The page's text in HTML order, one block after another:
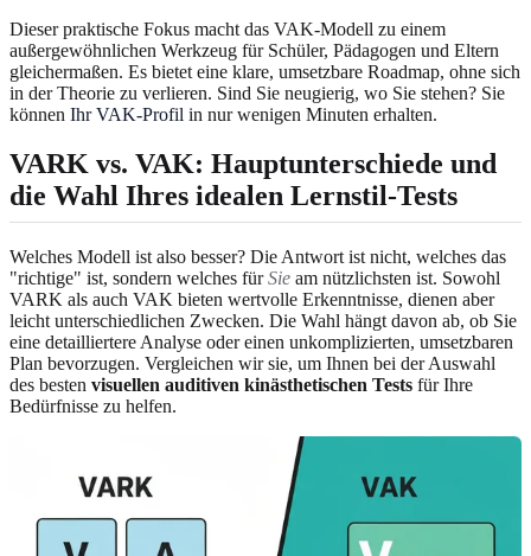
Dieser praktische Fokus macht das VAK-Modell zu einem
außergewöhnlichen Werkzeug für Schüler, Pädagogen und Eltern
gleichermaßen. Es bietet eine klare, umsetzbare Roadmap, ohne sich
in der Theorie zu verlieren. Sind Sie neugierig, wo Sie stehen? Sie
können Ihr VAK-Profil in nur wenigen Minuten erhalten.
VARK vs. VAK: Hauptunterschiede und
die Wahl Ihres idealen Lernstil-Tests
Welches Modell ist also besser? Die Antwort ist nicht, welches das
"richtige" ist, sondern welches fürSie am nützlichsten ist. Sowohl
VARK als auch VAK bieten wertvolle Erkenntnisse, dienen aber
leicht unterschiedlichen Zwecken. Die Wahl hängt davon ab, ob Sie
eine detailliertere Analyse oder einen unkomplizierten, umsetzbaren
Plan bevorzugen. Vergleichen wir sie, um Ihnen bei der Auswahl
des besten visuellen auditiven kinästhetischen Tests für Ihre
Bedürfnisse zu helfen.